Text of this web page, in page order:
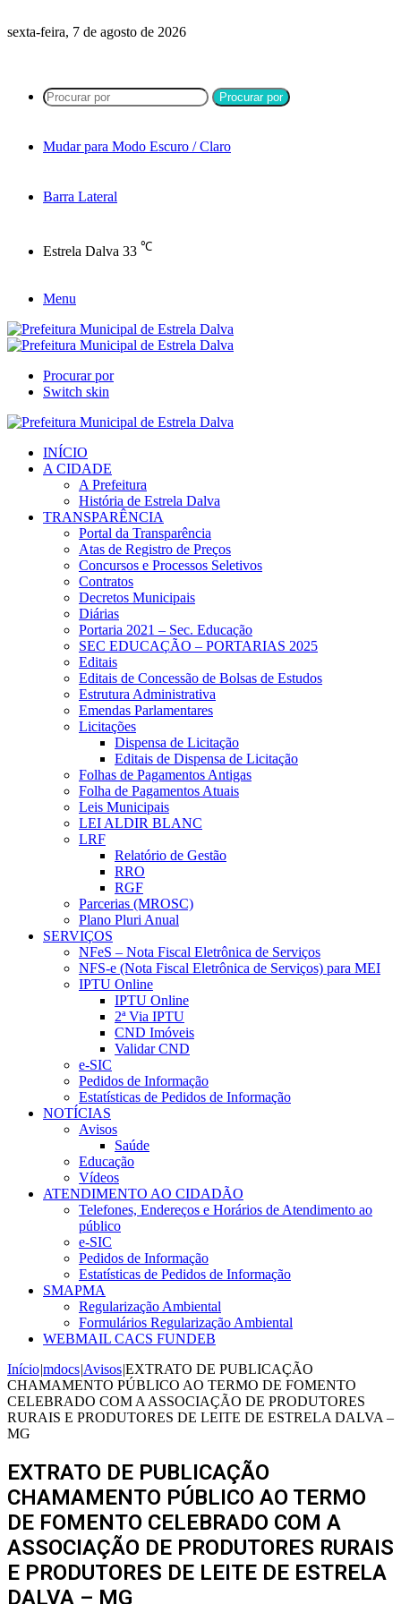
sexta-feira, 7 de agosto de 2026
Procurar por
Mudar para Modo Escuro / Claro
Barra Lateral
Estrela Dalva 33 ℃
Menu
Procurar por
Switch skin
INÍCIO
A CIDADE
A Prefeitura
História de Estrela Dalva
TRANSPARÊNCIA
Portal da Transparência
Atas de Registro de Preços
Concursos e Processos Seletivos
Contratos
Decretos Municipais
Diárias
Portaria 2021 – Sec. Educação
SEC EDUCAÇÃO – PORTARIAS 2025
Editais
Editais de Concessão de Bolsas de Estudos
Estrutura Administrativa
Emendas Parlamentares
Licitações
Dispensa de Licitação
Editais de Dispensa de Licitação
Folhas de Pagamentos Antigas
Folha de Pagamentos Atuais
Leis Municipais
LEI ALDIR BLANC
LRF
Relatório de Gestão
RRO
RGF
Parcerias (MROSC)
Plano Pluri Anual
SERVIÇOS
NFeS – Nota Fiscal Eletrônica de Serviços
NFS-e (Nota Fiscal Eletrônica de Serviços) para MEI
IPTU Online
IPTU Online
2ª Via IPTU
CND Imóveis
Validar CND
e-SIC
Pedidos de Informação
Estatísticas de Pedidos de Informação
NOTÍCIAS
Avisos
Saúde
Educação
Vídeos
ATENDIMENTO AO CIDADÃO
Telefones, Endereços e Horários de Atendimento ao
público
e-SIC
Pedidos de Informação
Estatísticas de Pedidos de Informação
SMAPMA
Regularização Ambiental
Formulários Regularização Ambiental
WEBMAIL CACS FUNDEB
Início|mdocs|Avisos|EXTRATO DE PUBLICAÇÃO
CHAMAMENTO PÚBLICO AO TERMO DE FOMENTO
CELEBRADO COM A ASSOCIAÇÃO DE PRODUTORES
RURAIS E PRODUTORES DE LEITE DE ESTRELA DALVA –
MG
EXTRATO DE PUBLICAÇÃO
CHAMAMENTO PÚBLICO AO TERMO
DE FOMENTO CELEBRADO COM A
ASSOCIAÇÃO DE PRODUTORES RURAIS
E PRODUTORES DE LEITE DE ESTRELA
DALVA – MG